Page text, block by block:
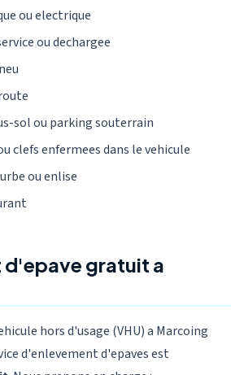
ou electrique
ou dechargee
sol ou parking souterrain
clefs enfermees dans le vehicule
ou enlise
d'epave gratuit a
hors d'usage (VHU) a Marcoing
d'enlevement d'epaves est